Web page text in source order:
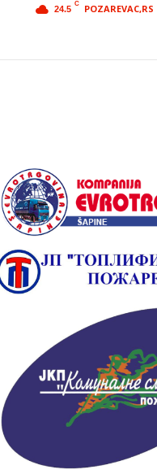
24.5
C POZAREVAC,RS